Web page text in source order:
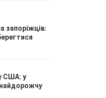
запоріжців:
США: у